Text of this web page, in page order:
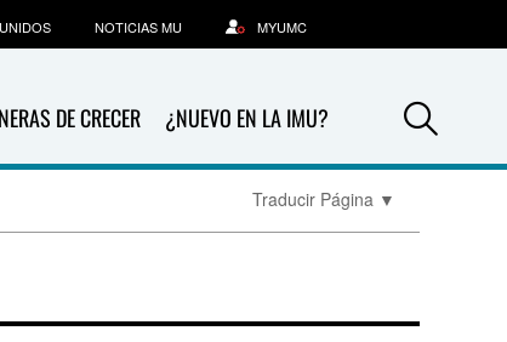
DE CRECER ¿NUEVO EN LA IMU?
NOTICIAS MU MYUMC
Traducir Página ▼